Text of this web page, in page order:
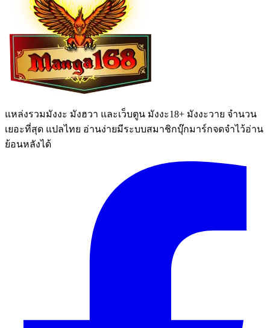
แหล่งรวมมังงะ มังฮวา และเว็บตูน มังงะ18+ มังงะวาย จำนวน
เยอะที่สุด แปลไทย อ่านง่ายมีระบบสมาชิกบุ๊กมาร์กจดจำไว้อ่าน
ย้อนหลังได้